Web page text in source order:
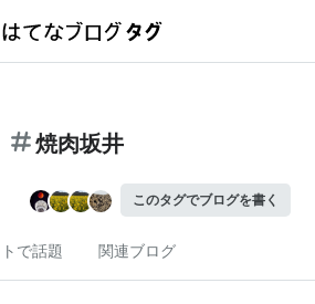
焼肉坂井
このタグでブログを書く
で話題 関連ブログ